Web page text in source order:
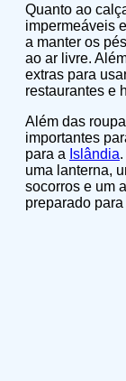
Quanto ao
impermeáveis
a manter os
ao ar livre.
extras para
restaurantes e
Além das
importantes
para a Islândia
uma lanterna,
socorros e um
preparado